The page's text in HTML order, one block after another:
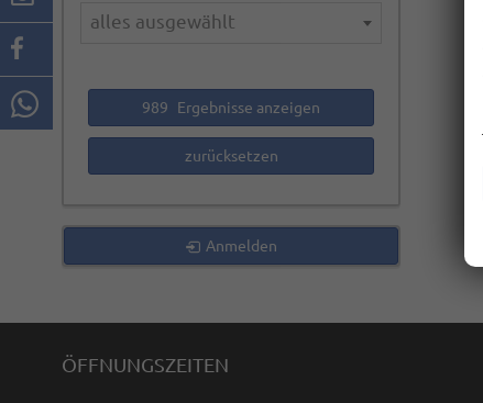
alles ausgewählt
989 Ergebnisse anzeigen
zurücksetzen
Anmelden
ÖFFNUNGSZEITEN